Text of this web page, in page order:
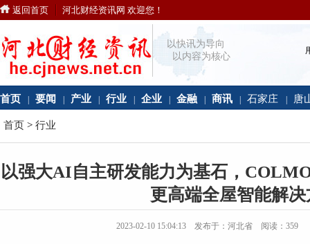
返回首页 河北财经资讯网 欢迎您！
以快讯为导向
以内容为核心
首页 要闻 产业 行业 企业 金融 商讯 石家庄 唐
首页 > 行业
以强大AI自主研发能力为基石，
更高端全屋智能解
2023-02-10 15:04:13 发布于：河北省 阅读：359